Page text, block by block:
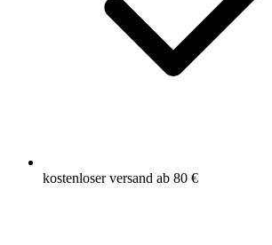
kostenloser versand ab 80 €